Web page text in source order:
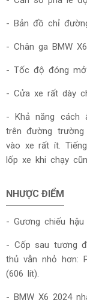
- Bản đồ chỉ
- Chân ga BMW
- Tốc độ đóng mở
- Cửa xe rất dày
- Khả năng cách
trên đường
vào xe rất ít.
lốp xe khi chạy
NHƯỢC ĐIỂM
- Gương chiếu
- Cốp sau tương
thủ vẫn nhỏ hơn:
(606 lít).
- BMW X6 2024